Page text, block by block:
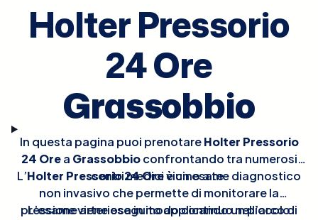
Holter Pressorio
24 Ore
Grassobbio
In questa pagina puoi prenotareHolter Pressorio
24 Orea Grassobbioconfrontando tra numerosi
centri medici vicino a te.
L’Holter Pressorio 24 Oreè un esame diagnostico
non invasivo che permette di monitorare la
pressione arteriosa in modo continuo nell’arco di
L’esame viene eseguito applicando un piccolo